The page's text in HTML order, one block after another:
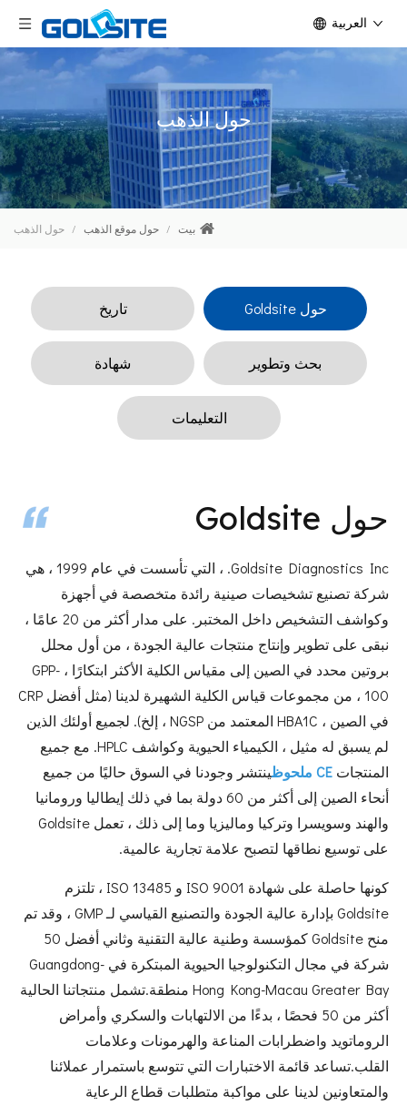
العربية
حول الذهب
بيت / حول موقع الذهب / حول الذهب
حول Goldsite تاريخ
بحث وتطوير شهادة
التعليمات
حول Goldsite
Goldsite Diagnostics Inc. ، التي تأسست في عام 1999 ، هي
شركة تصنيع تشخيصات صينية رائدة متخصصة في أجهزة
وكواشف التشخيص داخل المختبر. على مدار أكثر من 20 عامًا ،
نبقى على تطوير وإنتاج منتجات عالية الجودة ، من أول محلل
بروتين محدد في الصين إلى مقياس الكلية الأكثر ابتكارًا ، GPP-
100 ، من مجموعات قياس الكلية الشهيرة لدينا (مثل أفضل CRP
في الصين ، HBA1C المعتمد من NGSP ، إلخ). لجميع أولئك الذين
لم يسبق له مثيل ، الكيمياء الحيوية وكواشف HPLC. مع جميع
المنتجات CE ملحوظ
ينتشر وجودنا في السوق حاليًا من جميع
أنحاء الصين إلى أكثر من 60 دولة بما في ذلك إيطاليا ورومانيا
والهند وسويسرا وتركيا وماليزيا وما إلى ذلك ، تعمل Goldsite
على توسيع نطاقها لتصبح علامة تجارية عالمية.
كونها حاصلة على شهادة ISO 9001 و ISO 13485 ، تلتزم
Goldsite بإدارة عالية الجودة والتصنيع القياسي لـ GMP ، وقد تم
منح Goldsite كمؤسسة وطنية عالية التقنية وثاني أفضل 50
شركة في مجال التكنولوجيا الحيوية المبتكرة في Guangdong-
Hong Kong-Macau Greater Bay منطقة.تشمل منتجاتنا الحالية
أكثر من 50 فحصًا ، بدءًا من الالتهابات والسكري وأمراض
الروماتويد واضطرابات المناعة والهرمونات وعلامات
القلب.تساعد قائمة الاختبارات التي تتوسع باستمرار عملائنا
والمتعاونين لدينا على مواكبة متطلبات قطاع الرعاية